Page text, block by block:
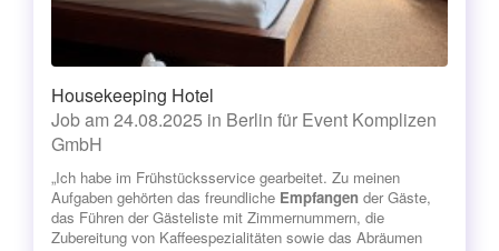
Housekeeping Hotel
Job am 24.08.2025 in Berlin für Event Komplizen
GmbH
„Ich habe im Frühstücksservice gearbeitet. Zu meinen
Aufgaben gehörten das freundliche Empfangen der Gäste,
das Führen der Gästeliste mit Zimmernummern, die
Zubereitung von Kaffeespezialitäten sowie das Abräumen